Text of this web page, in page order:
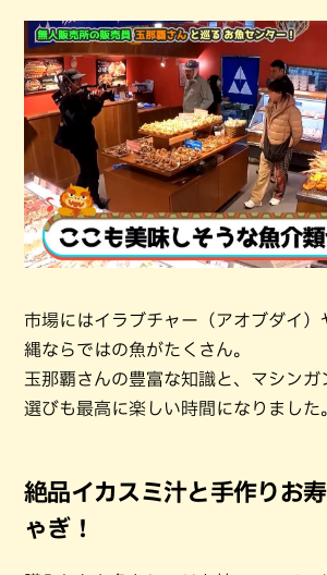
市場にはイラブチャー（アオブダイ）
縄ならではの魚がたくさん。
玉那覇さんの豊富な知識と、マシンガ
選びも最高に楽しい時間になりました
絶品イカスミ汁と手作りお
ゃぎ！